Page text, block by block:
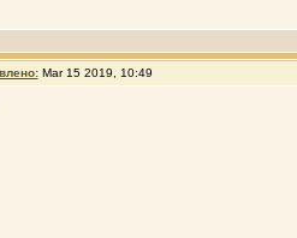
Mar 15 2019, 10:49